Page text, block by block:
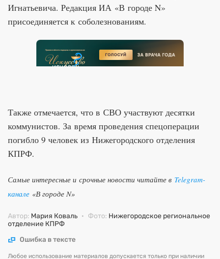
Игнатьевича. Редакция ИА «В городе N»
присоединяется к соболезнованиям.
Также отмечается, что в СВО участвуют десятки
коммунистов. За время проведения спецоперации
погибло 9 человек из Нижегородского отделения
КПРФ.
Самые интересные и срочные новости читайте в Telegram-
канале «В городе N»
Автор: Мария Коваль · Фото: Нижегородское региональное
отделение КПРФ
Ошибка в тексте
Любое использование материалов допускается только при наличии